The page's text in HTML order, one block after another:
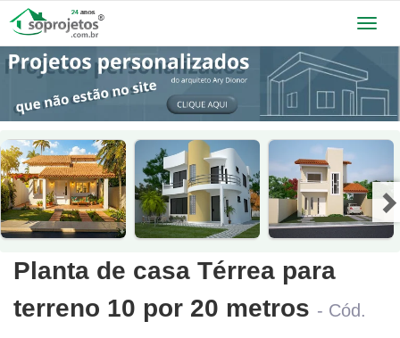
Planta de casa Térrea para
terreno 10 por 20 metros - Cód.